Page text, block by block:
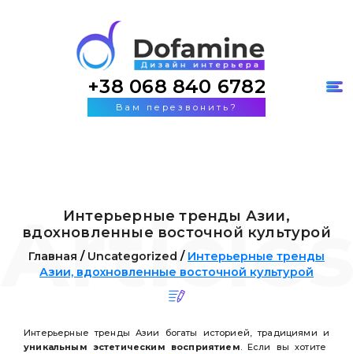
+38 068 840 6782
Вам перезвонить?
Интерьерные тренды Азии,
вдохновленные восточной культурой
Главная / Uncategorized / Интерьерные тренды
Азии, вдохновленные восточной культурой
Интерьерные тренды Азии богаты историей, традициями и
уникальным эстетическим восприятием. Если вы хотите